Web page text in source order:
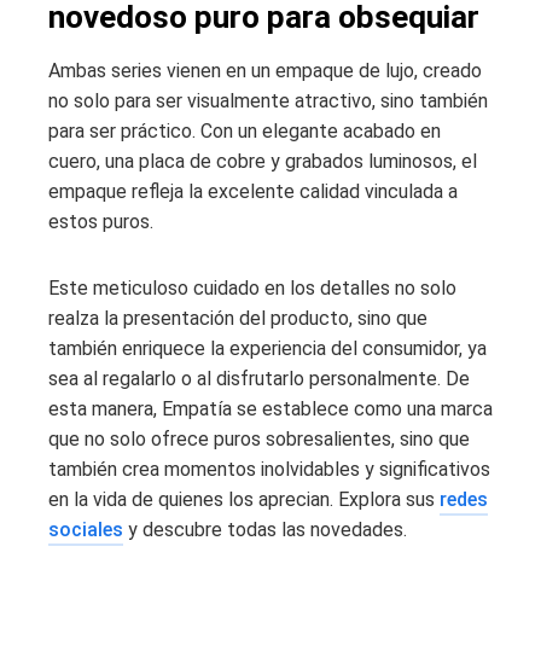
novedoso puro para obsequiar
Ambas series vienen en un empaque de lujo, creado
no solo para ser visualmente atractivo, sino también
para ser práctico. Con un elegante acabado en
cuero, una placa de cobre y grabados luminosos, el
empaque refleja la excelente calidad vinculada a
estos puros.
Este meticuloso cuidado en los detalles no solo
realza la presentación del producto, sino que
también enriquece la experiencia del consumidor, ya
sea al regalarlo o al disfrutarlo personalmente. De
esta manera, Empatía se establece como una marca
que no solo ofrece puros sobresalientes, sino que
también crea momentos inolvidables y significativos
en la vida de quienes los aprecian. Explora sus redes
sociales y descubre todas las novedades.